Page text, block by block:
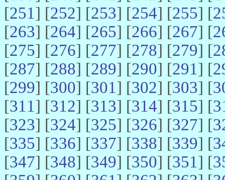
[251] [252] [253] [254] [255] [
[263] [264] [265] [266] [267] [
[275] [276] [277] [278] [279] [
[287] [288] [289] [290] [291] [
[299] [300] [301] [302] [303] [
[311] [312] [313] [314] [315] [
[323] [324] [325] [326] [327] [
[335] [336] [337] [338] [339] [
[347] [348] [349] [350] [351] [